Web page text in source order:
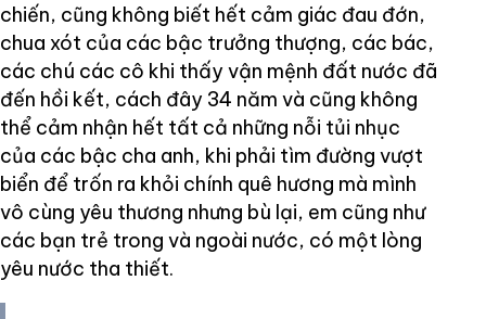
chiến, cũng không biết hết cảm giác đau đớn,
chua xót của các bậc trưởng thượng, các bác,
các chú các cô khi thấy vận mệnh đất nước đã
đến hồi kết, cách đây 34 năm và cũng không
thể cảm nhận hết tất cả những nỗi tủi nhục
của các bậc cha anh, khi phải tìm đường vượt
biển để trốn ra khỏi chính quê hương mà mình
vô cùng yêu thương nhưng bù lại, em cũng như
các bạn trẻ trong và ngoài nước, có một lòng
yêu nước tha thiết.